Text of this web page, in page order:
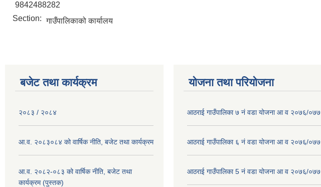
9842488282
Section: गाउँपालिकाको कार्यालय
बजेट तथा कार्यक्रम
२०८३ / २०८४
आ.व. २०८३०८४ को वार्षिक नीति, बजेट तथा कार्यक्रम
आ.व. २०८२-०८३ को वार्षिक नीति, बजेट तथा
कार्यक्रम (पुस्तक)
योजना तथा परियोजना
आठराई गाउँपालिका ७ नं वडा योजना आ व २०७६/०७७
आठराई गाउँपालिका ६ नं वडा योजना आ व २०७६/०७७
आठराई गाउँपालिका 5 नं वडा योजना आ व २०७६/०७७